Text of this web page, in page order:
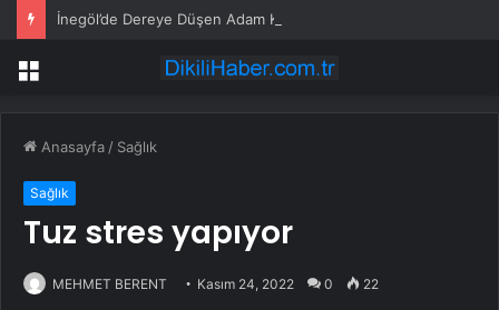
İnegöl’de Dereye Düşen Adam Kurtarıldı
Menü
Anasayfa / Sağlık
Sağlık
Tuz stres yapıyor
MEHMET BERENT Kasım 24, 2022 0 22